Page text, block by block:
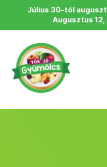
Július 30-tól
Augusztus